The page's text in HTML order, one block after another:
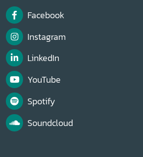
Facebook
Instagram
LinkedIn
YouTube
Spotify
Soundcloud